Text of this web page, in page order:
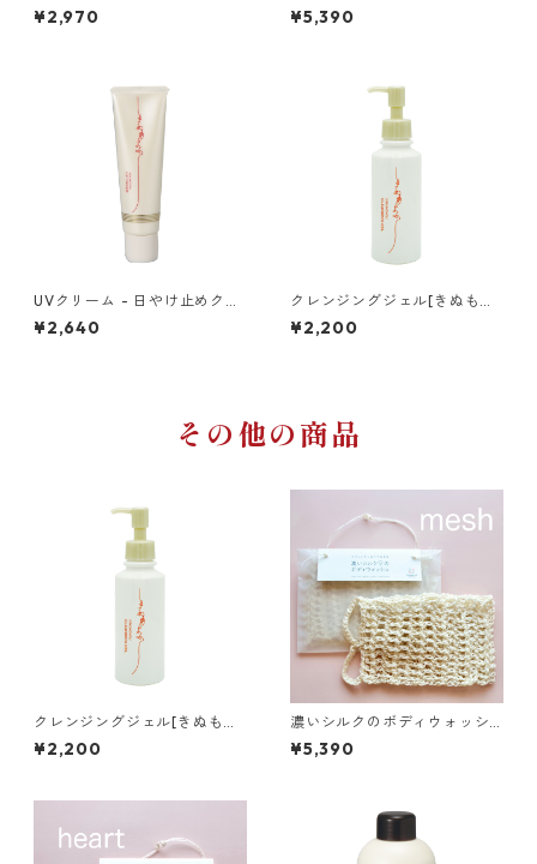
ュ 鳥 - filtango lab
¥2,970 ¥5,390
UVクリーム - 日やけ止めクリ
ーム[きぬもよふ]
¥2,640
クレンジングジェル[きぬもよ
ふ]
¥2,200
その他の商品
クレンジングジェル[きぬもよ
ふ]
¥2,200
濃いシルクのボディウォッシ
¥5,390